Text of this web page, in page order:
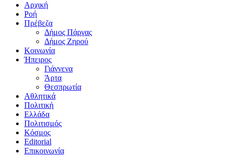
Αρχική
Ροή
Πρέβεζα
Δήμος Πάργας
Δήμος Ζηρού
Κοινωνία
Ήπειρος
Γιάννενα
Άρτα
Θεσπρωτία
Αθλητικά
Πολιτική
Ελλάδα
Πολιτισμός
Κόσμος
Editorial
Επικοινωνία